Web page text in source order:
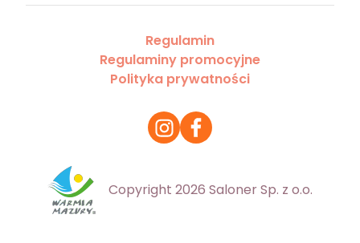
Regulamin
Regulaminy promocyjne
Polityka prywatności
Copyright 2026 Saloner Sp. z o.o.